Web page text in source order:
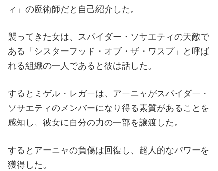
ィ」の魔術師だと自己紹介した。
襲ってきた女は、スパイダー・ソサエティの天敵で
ある「シスターフッド・オブ・ザ・ワスプ」と呼ば
れる組織の一人であると彼は話した。
するとミゲル・レガーは、アーニャがスパイダー・
ソサエティのメンバーになり得る素質があることを
感知し、彼女に自分の力の一部を譲渡した。
するとアーニャの負傷は回復し、超人的なパワーを
獲得した。